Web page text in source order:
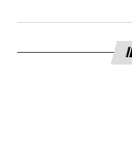
della
fi ne quando